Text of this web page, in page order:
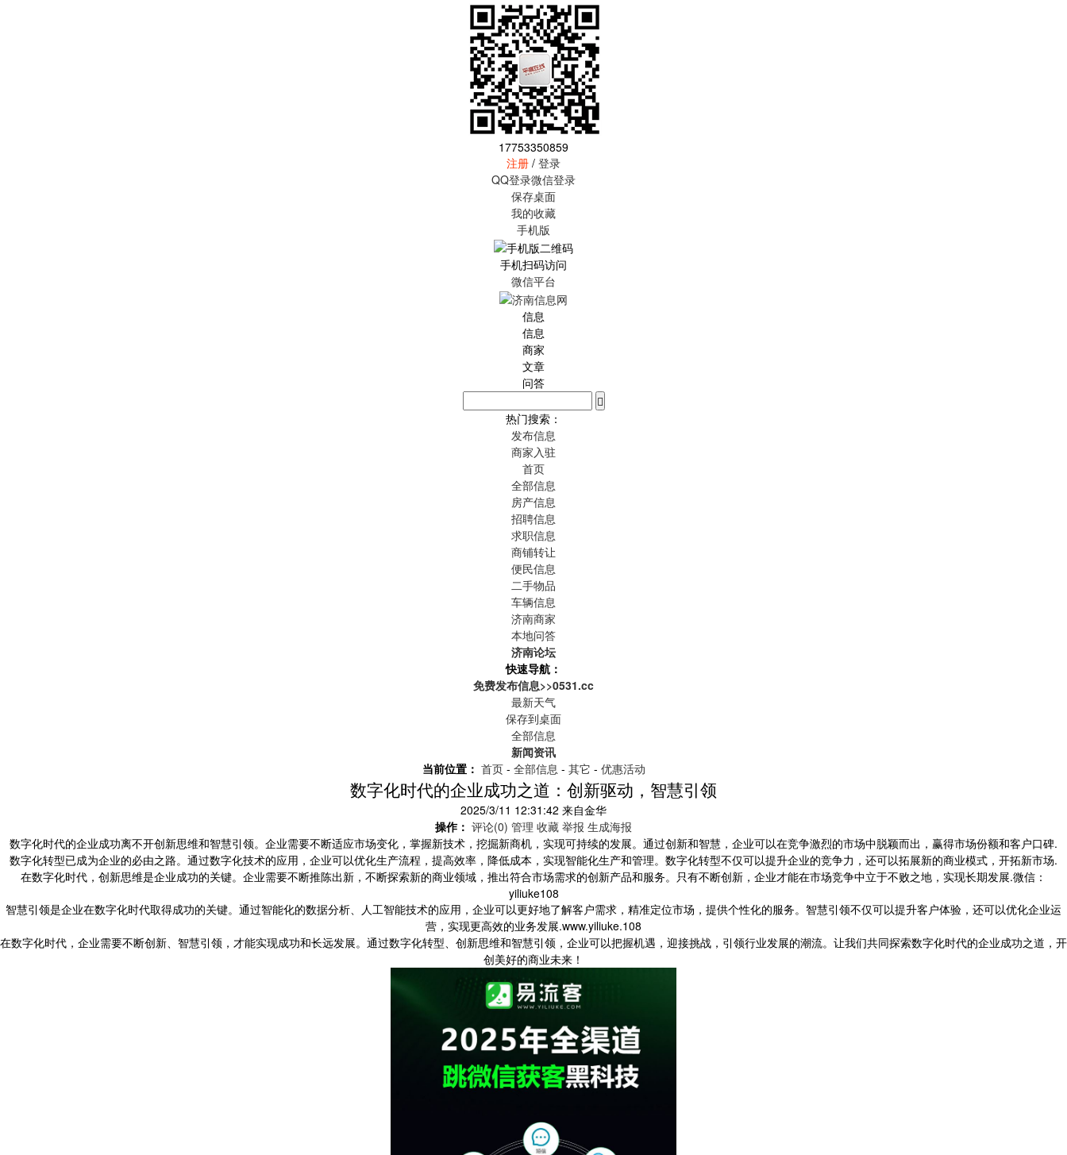
17753350859
注册 / 登录
QQ登录微信登录
保存桌面
我的收藏
手机版
手机扫码访问
微信平台
信息
信息
商家
文章
问答
热门搜索：
发布信息
商家入驻
首页
全部信息
房产信息
招聘信息
求职信息
商铺转让
便民信息
二手物品
车辆信息
济南商家
本地问答
济南论坛
快速导航：
免费发布信息>>0531.cc
最新天气
保存到桌面
全部信息
新闻资讯
当前位置： 首页- 全部信息 - 其它 - 优惠活动
数字化时代的企业成功之道：创新驱动，智慧引领
2025/3/11 12:31:42 来自金华
操作： 评论(0) 管理 收藏 举报 生成海报
数字化时代的企业成功离不开创新思维和智慧引领。企业需要不断适应市场变化，掌握新技术，挖掘新商机，实现可持续的发展。通过创新和智慧，企业可以在竞争激烈的市场中脱颖而出，赢得市场份额和客户口碑.
数字化转型已成为企业的必由之路。通过数字化技术的应用，企业可以优化生产流程，提高效率，降低成本，实现智能化生产和管理。数字化转型不仅可以提升企业的竞争力，还可以拓展新的商业模式，开拓新市场.
在数字化时代，创新思维是企业成功的关键。企业需要不断推陈出新，不断探索新的商业领域，推出符合市场需求的创新产品和服务。只有不断创新，企业才能在市场竞争中立于不败之地，实现长期发展.微信：
yiliuke108
智慧引领是企业在数字化时代取得成功的关键。通过智能化的数据分析、人工智能技术的应用，企业可以更好地了解客户需求，精准定位市场，提供个性化的服务。智慧引领不仅可以提升客户体验，还可以优化企业运
营，实现更高效的业务发展.www.yiliuke.108
在数字化时代，企业需要不断创新、智慧引领，才能实现成功和长远发展。通过数字化转型、创新思维和智慧引领，企业可以把握机遇，迎接挑战，引领行业发展的潮流。让我们共同探索数字化时代的企业成功之道，开
创美好的商业未来！